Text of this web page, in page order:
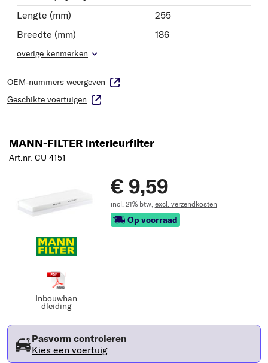
Lengte (mm)
255
Breedte (mm)
186
overige kenmerken
OEM-nummers weergeven
Geschikte voertuigen
MANN-FILTER Interieurfilter
Art.nr. CU 4151
Inbouwhan
dleiding
€ 9,59
incl. 21% btw, excl. verzendkosten
Op voorraad
Pasvorm controleren
Kies een voertuig